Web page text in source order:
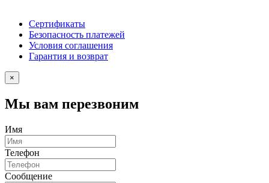
Сертификаты
Безопасность платежей
Условия соглашения
Гарантия и возврат
×
Мы вам перезвоним
Имя
Телефон
Сообщение